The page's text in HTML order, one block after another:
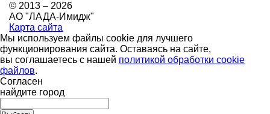
© 2013 – 2026
АО "ЛАДА-Имидж"
Карта сайта
Мы используем файлы cookie для лучшего
функционирования сайта. Оставаясь на сайте,
вы соглашаетесь с нашей политикой обработки cookie
файлов.
Согласен
найдите город